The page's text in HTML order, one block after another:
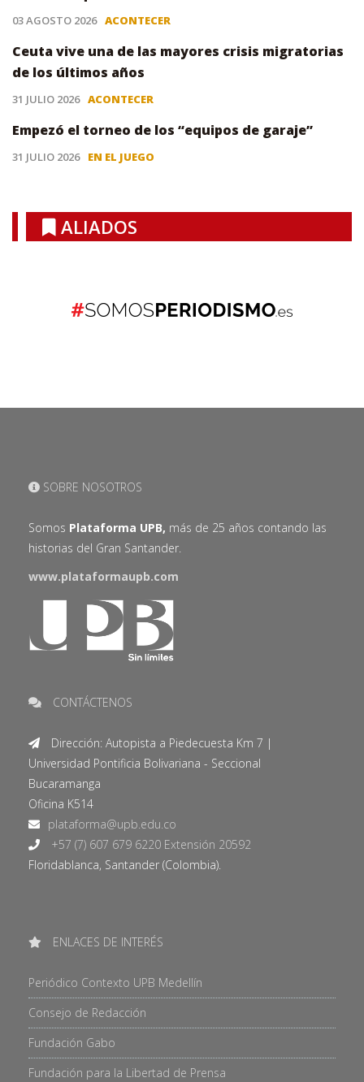
03 AGOSTO 2026 ACONTECER
Ceuta vive una de las mayores crisis migratorias
de los últimos años
31 JULIO 2026 ACONTECER
Empezó el torneo de los “equipos de garaje”
31 JULIO 2026 EN EL JUEGO
ALIADOS
SOBRE NOSOTROS
Somos Plataforma UPB, más de 25 años contando las
historias del Gran Santander.
www.plataformaupb.com
CONTÁCTENOS
Dirección: Autopista a Piedecuesta Km 7 |
Universidad Pontificia Bolivariana - Seccional
Bucaramanga
Oficina K514
+57 (7) 607 679 6220 Extensión 20592
Floridablanca, Santander (Colombia).
ENLACES DE INTERÉS
Periódico Contexto UPB Medellín
Consejo de Redacción
Fundación Gabo
Fundación para la Libertad de Prensa